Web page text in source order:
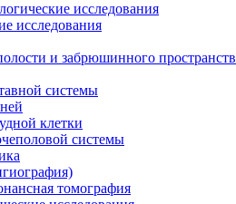
исследования
исследования
и забрюшинного
системы
клетки
системы
томография